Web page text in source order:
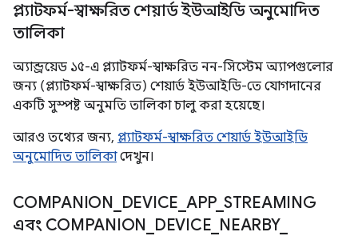
প্ল্যাটফর্ম-স্বাক্ষরিত শেয়ার্ড ইউআইডি অনুমোদিত
তালিকা
অ্যান্ড্রয়েড ১৫-এ প্ল্যাটফর্ম-স্বাক্ষরিত নন-সিস্টেম অ্যাপগুলোর
জন্য (প্ল্যাটফর্ম-স্বাক্ষরিত) শেয়ার্ড ইউআইডি-তে যোগদানের
একটি সুস্পষ্ট অনুমতি তালিকা চালু করা হয়েছে।
আরও তথ্যের জন্য, প্ল্যাটফর্ম-স্বাক্ষরিত শেয়ার্ড ইউআইডি
অনুমোদিত তালিকাদেখুন।
COMPANION DEVICE APP_ STREAMING
এবং COMPANION DEVICE NEARBY_